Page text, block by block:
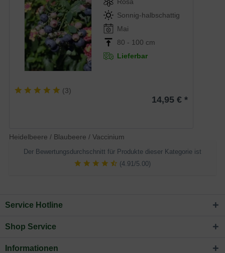
Sonnig-halbschattig
Mai
80 - 100 cm
Lieferbar
(3)
14,95 € *
Heidelbeere / Blaubeere / Vaccinium
Der Bewertungsdurchschnitt für Produkte dieser Kategorie ist
(4.91/5.00)
Service Hotline
Shop Service
Informationen